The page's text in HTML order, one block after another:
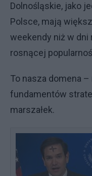
Dolnośląskie, jako
Polsce, mają
weekendy niż w
rosnącej
To nasza domena
fundamentów
marszałek.